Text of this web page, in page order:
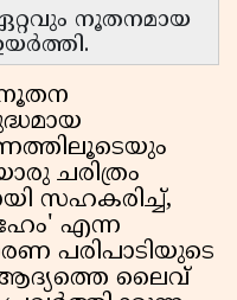
നൂതനമായ
ചരിത്രം
സഹകരിച്ച്,
എന്ന
പരിപാടിയുടെ
ആദ്യത്തെ ലൈവ്